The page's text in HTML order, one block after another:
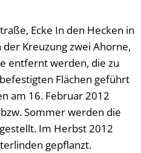
Ecke In den Hecken in
Kreuzung zwei Ahorne,
entfernt werden, die zu
Flächen geführt
am 16. Februar 2012
Sommer werden die
Im Herbst 2012
gepflanzt.